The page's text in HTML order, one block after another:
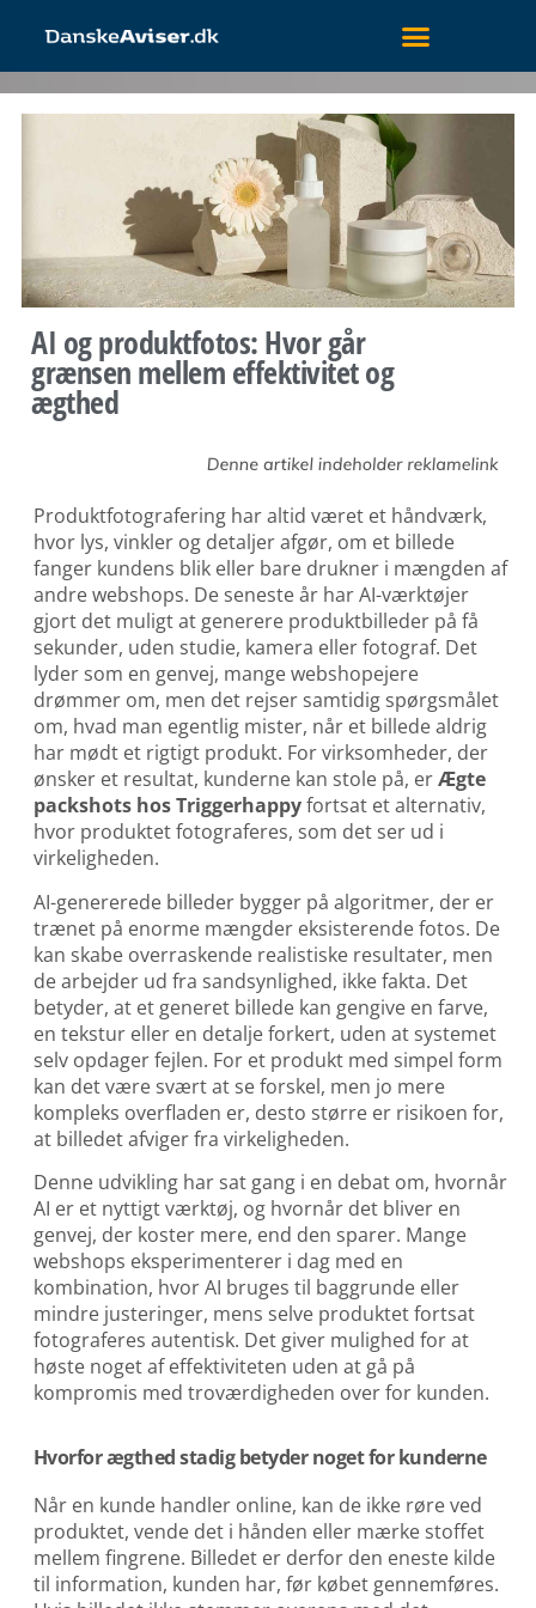
AI og produktfotos: Hvor går
grænsen mellem effektivitet og
ægthed
Produktfotografering har altid været et håndværk,
hvor lys, vinkler og detaljer afgør, om et billede
fanger kundens blik eller bare drukner i mængden af
andre webshops. De seneste år har AI-værktøjer
gjort det muligt at generere produktbilleder på få
sekunder, uden studie, kamera eller fotograf. Det
lyder som en genvej, mange webshopejere
drømmer om, men det rejser samtidig spørgsmålet
om, hvad man egentlig mister, når et billede aldrig
har mødt et rigtigt produkt. For virksomheder, der
ønsker et resultat, kunderne kan stole på, erÆgte
packshots hos Triggerhappyfortsat et alternativ,
hvor produktet fotograferes, som det ser ud i
virkeligheden.
AI-genererede billeder bygger på algoritmer, der er
trænet på enorme mængder eksisterende fotos. De
kan skabe overraskende realistiske resultater, men
de arbejder ud fra sandsynlighed, ikke fakta. Det
betyder, at et generet billede kan gengive en farve,
en tekstur eller en detalje forkert, uden at systemet
selv opdager fejlen. For et produkt med simpel form
kan det være svært at se forskel, men jo mere
kompleks overfladen er, desto større er risikoen for,
at billedet afviger fra virkeligheden.
Denne udvikling har sat gang i en debat om, hvornår
AI er et nyttigt værktøj, og hvornår det bliver en
genvej, der koster mere, end den sparer. Mange
webshops eksperimenterer i dag med en
kombination, hvor AI bruges til baggrunde eller
mindre justeringer, mens selve produktet fortsat
fotograferes autentisk. Det giver mulighed for at
høste noget af effektiviteten uden at gå på
kompromis med troværdigheden over for kunden.
Hvorfor ægthed stadig betyder noget for kunderne
Når en kunde handler online, kan de ikke røre ved
produktet, vende det i hånden eller mærke stoffet
mellem fingrene. Billedet er derfor den eneste kilde
til information, kunden har, før købet gennemføres.